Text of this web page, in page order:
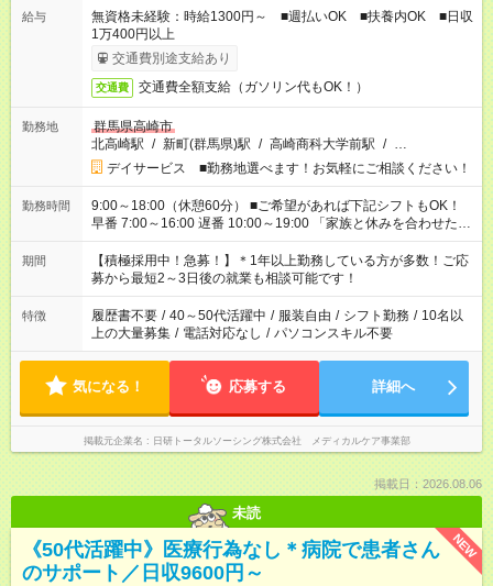
給与
無資格未経験：時給1300円～ ■週払いOK ■扶養内OK ■日収
1万400円以上
交通費別途支給あり
交通費 交通費全額支給（ガソリン代もOK！）
勤務地
群馬県高崎市
北高崎駅 / 新町(群馬県)駅 / 高崎商科大学前駅 / …
デイサービス ■勤務地選べます！お気軽にご相談ください！
勤務時間
9:00～18:00（休憩60分） ■ご希望があれば下記シフトもOK！
早番 7:00～16:00 遅番 10:00～19:00 「家族と休みを合わせた
い」 「余裕を持って夕飯の準備がしたい」 「できれば残業はし
たくない」 など、ご希望を教えてくださいね。 ※Wワーク希望
の方へ 今ご覧のお仕事で希望する勤務時間と、もう1つのお仕事
の勤務時間。 合計で週40時間を超える場合は応募できません。
期間
【積極採用中！急募！】＊1年以上勤務している方が多数！ご応
募から最短2～3日後の就業も相談可能です！
特徴 履歴書不要 / 40～50代活躍中 / 服装自由 / シフト勤務 / 10名以
上の大量募集 / 電話対応なし / パソコンスキル不要
気になる！ 応募する 詳細へ
掲載元企業名 日研トータルソーシング株式会社 メディカルケア事業部
掲載日：2026.08.06
未読
NEW
《50代活躍中》医療行為なし＊病院で患者さん
のサポート／日収9600円～